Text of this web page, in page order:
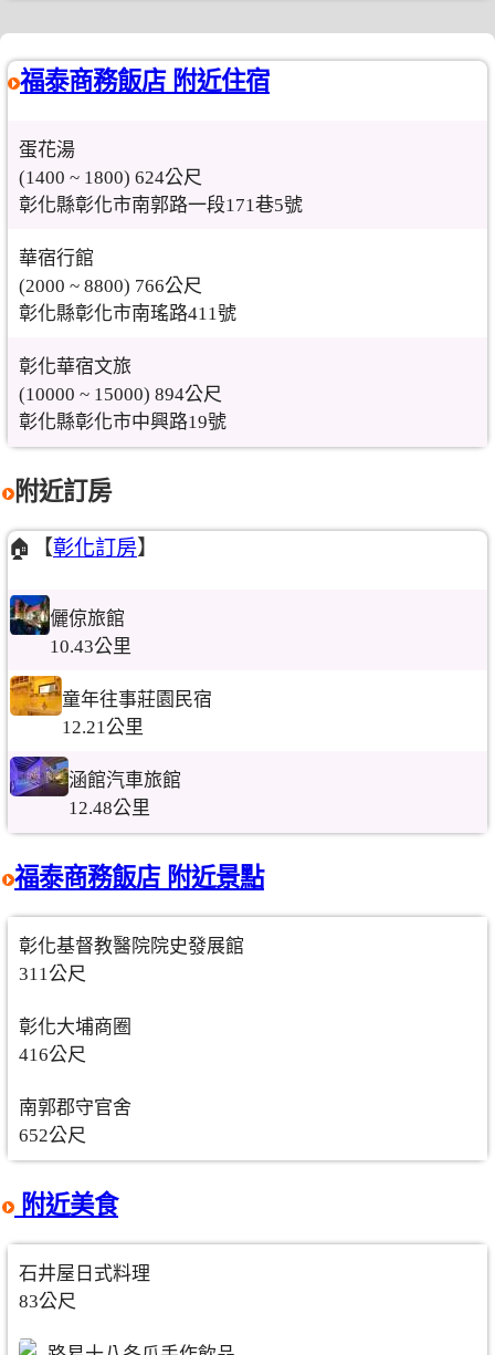
福泰商務飯店 附近住宿
蛋花湯
(1400 ~ 1800) 624公尺
彰化縣彰化市南郭路一段171巷5號
華宿行館
(2000 ~ 8800) 766公尺
彰化縣彰化市南瑤路411號
彰化華宿文旅
(10000 ~ 15000) 894公尺
彰化縣彰化市中興路19號
附近訂房
🏠【彰化訂房】
儷倞旅館
10.43公里
童年往事莊園民宿
12.21公里
涵館汽車旅館
12.48公里
福泰商務飯店 附近景點
彰化基督教醫院院史發展館
311公尺
彰化大埔商圈
416公尺
南郭郡守官舍
652公尺
附近美食
石井屋日式料理
83公尺